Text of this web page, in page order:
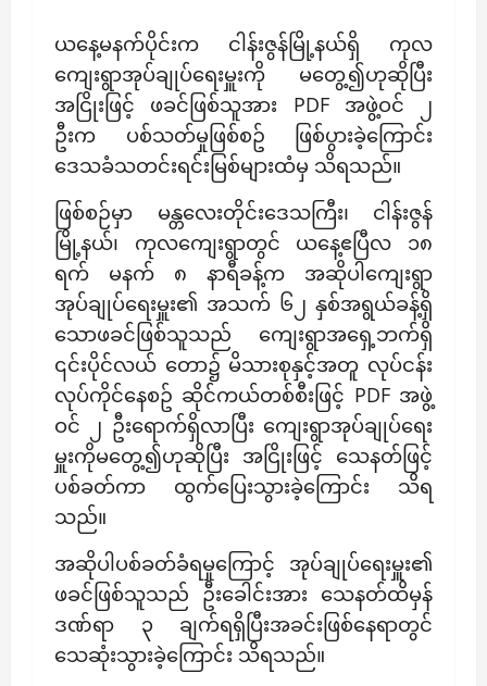
ယနေ့မနက်ပိုင်းက ငါန်းဇွန်မြို့နယ်ရှိ ကုလ
ကျေးရွာအုပ်ချုပ်ရေးမှူးကို မတွေ့၍ဟုဆိုပြီး
အငြိုးဖြင့် ဖခင်ဖြစ်သူအား PDF အဖွဲ့ဝင် ၂
ဦးက ပစ်သတ်မှုဖြစ်စဥ် ဖြစ်ပွားခဲ့ကြောင်း
ဒေသခံသတင်းရင်းမြစ်များထံမှ သိရသည်။
ဖြစ်စဉ်မှာ မန္တလေးတိုင်းဒေသကြီး၊ ငါန်းဇွန်
မြို့နယ်၊ ကုလကျေးရွာတွင် ယနေ့ဧပြီလ ၁၈
ရက် မနက် ၈ နာရီခန့်က အဆိုပါကျေးရွာ
အုပ်ချုပ်ရေးမှူး၏ အသက် ၆၂ နှစ်အရွယ်ခန့်ရှိ
သောဖခင်ဖြစ်သူသည် ကျေးရွာအရှေ့ဘက်ရှိ
၎င်းပိုင်လယ် တော၌ မိသားစုနှင့်အတူ လုပ်ငန်း
လုပ်ကိုင်နေစဥ် ဆိုင်ကယ်တစ်စီးဖြင့် PDF အဖွဲ့
ဝင် ၂ ဦးရောက်ရှိလာပြီး ကျေးရွာအုပ်ချုပ်ရေး
မှူးကိုမတွေ့၍ဟုဆိုပြီး အငြိုးဖြင့် သေနတ်ဖြင့်
ပစ်ခတ်ကာ ထွက်ပြေးသွားခဲ့ကြောင်း သိရ
သည်။
အဆိုပါပစ်ခတ်ခံရမှုကြောင့် အုပ်ချုပ်ရေးမှူး၏
ဖခင်ဖြစ်သူသည် ဦးခေါင်းအား သေနတ်ထိမှန်
ဒဏ်ရာ ၃ ချက်ရရှိပြီးအခင်းဖြစ်နေရာတွင်
သေဆုံးသွားခဲ့ကြောင်း သိရသည်။